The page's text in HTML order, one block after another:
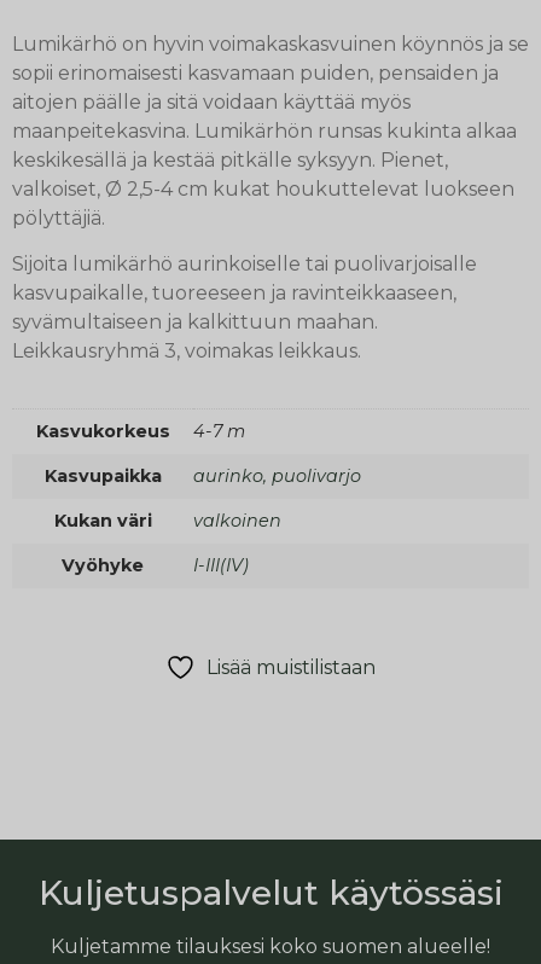
Lumikärhö on hyvin voimakaskasvuinen köynnös ja se
sopii erinomaisesti kasvamaan puiden, pensaiden ja
aitojen päälle ja sitä voidaan käyttää myös
maanpeitekasvina. Lumikärhön runsas kukinta alkaa
keskikesällä ja kestää pitkälle syksyyn. Pienet,
valkoiset, Ø 2,5-4 cm kukat houkuttelevat luokseen
pölyttäjiä.
Sijoita lumikärhö aurinkoiselle tai puolivarjoisalle
kasvupaikalle, tuoreeseen ja ravinteikkaaseen,
syvämultaiseen ja kalkittuun maahan.
Leikkausryhmä 3, voimakas leikkaus.
Kasvukorkeus 4-7 m
Kasvupaikka aurinko, puolivarjo
Kukan väri valkoinen
Vyöhyke I-III(IV)
Lisää muistilistaan
Kuljetuspalvelut käytössäsi
Kuljetamme tilauksesi koko suomen alueelle!